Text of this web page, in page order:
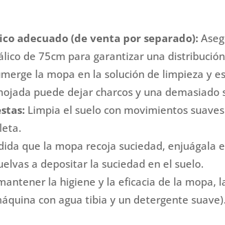
adecuado (de venta por separado):
de 75cm para garantizar una
la mopa en la solución de limpieza y
puede dejar charcos y una demasiado
Limpia el suelo con movimientos
que la mopa recoja suciedad, enjuágala
a depositar la suciedad en el suelo.
la higiene y la eficacia de la mopa,
con agua tibia y un detergente